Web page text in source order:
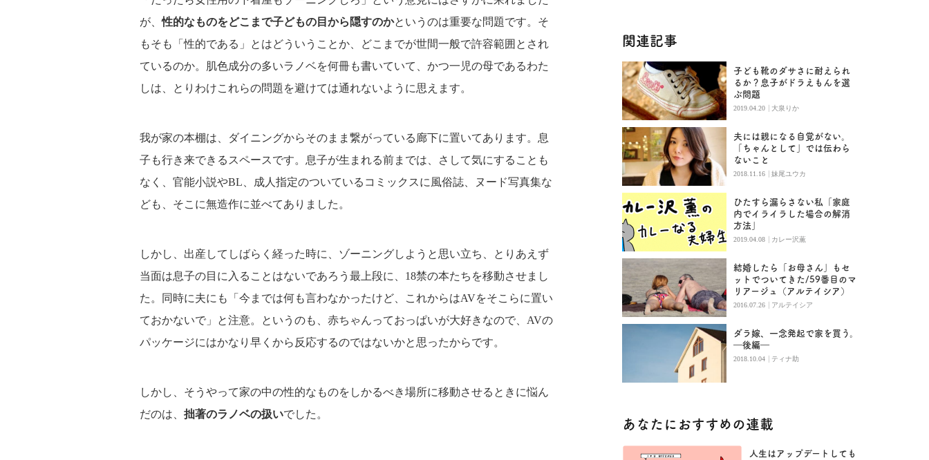
が、性的なものをどこまで子どもの目から隠すのかというのは重要な問題です。そ
もそも「性的である」とはどういうことか、どこまでが世間一般で許容範囲とされ
ているのか。肌色成分の多いラノベを何冊も書いていて、かつ一児の母であるわた
しは、とりわけこれらの問題を避けては通れないように思えます。
我が家の本棚は、ダイニングからそのまま繋がっている廊下に置いてあります。息
子も行き来できるスペースです。息子が生まれる前までは、さして気にすることも
なく、官能小説やBL、成人指定のついているコミックスに風俗誌、ヌード写真集な
ども、そこに無造作に並べてありました。
しかし、出産してしばらく経った時に、ゾーニングしようと思い立ち、とりあえず
当面は息子の目に入ることはないであろう最上段に、18禁の本たちを移動させまし
た。同時に夫にも「今までは何も言わなかったけど、これからはAVをそこらに置い
ておかないで」と注意。というのも、赤ちゃんっておっぱいが大好きなので、AVの
パッケージにはかなり早くから反応するのではないかと思ったからです。
しかし、そうやって家の中の性的なものをしかるべき場所に移動させるときに悩ん
だのは、 拙著のラノベの扱いでした。
関連記事
子ども靴のダサさに耐えられ
るか？息子がドラえもんを選
ぶ問題
2019.04.20 | 大泉りか
夫には親になる自覚がない。
「ちゃんとして」では伝わら
ないこと
2018.11.16 | 妹尾ユウカ
ひたすら漏らさない私「家庭
内でイライラした場合の解消
方法」
2019.04.08 | カレー沢薫
結婚したら「お母さん」もセ
ットでついてきた/59番目のマ
リアージュ（アルテイシア）
2016.07.26 | アルテイシア
ダラ嫁、一念発起で家を買う。
―後編―
2018.10.04 | ティナ助
あなたにおすすめの連載
人生はアップデートしても